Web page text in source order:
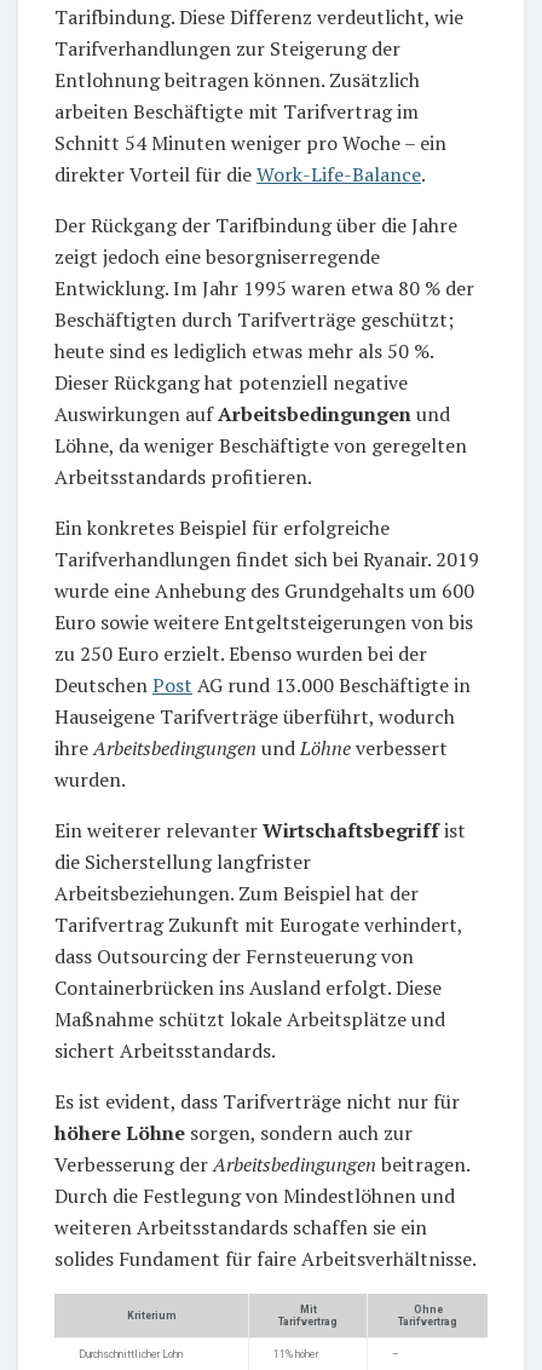
Tarifbindung. Diese Differenz verdeutlicht, wie
Tarifverhandlungen zur Steigerung der
Entlohnung beitragen können. Zusätzlich
arbeiten Beschäftigte mit Tarifvertrag im
Schnitt 54 Minuten weniger pro Woche – ein
direkter Vorteil für dieWork-Life-Balance.
Der Rückgang der Tarifbindung über die Jahre
zeigt jedoch eine besorgniserregende
Entwicklung. Im Jahr 1995 waren etwa 80 % der
Beschäftigten durch Tarifverträge geschützt;
heute sind es lediglich etwas mehr als 50 %.
Dieser Rückgang hat potenziell negative
Auswirkungen aufArbeitsbedingungenund
Löhne, da weniger Beschäftigte von geregelten
Arbeitsstandards profitieren.
Ein konkretes Beispiel für erfolgreiche
Tarifverhandlungen findet sich bei Ryanair. 2019
wurde eine Anhebung des Grundgehalts um 600
Euro sowie weitere Entgeltsteigerungen von bis
zu 250 Euro erzielt. Ebenso wurden bei der
DeutschenPost AG rund 13.000 Beschäftigte in
Hauseigene Tarifverträge überführt, wodurch
ihreArbeitsbedingungen undLöhneverbessert
wurden.
Ein weiterer relevanterWirtschaftsbegriffist
die Sicherstellung langfrister
Arbeitsbeziehungen. Zum Beispiel hat der
Tarifvertrag Zukunft mit Eurogate verhindert,
dass Outsourcing der Fernsteuerung von
Containerbrücken ins Ausland erfolgt. Diese
Maßnahme schützt lokale Arbeitsplätze und
sichert Arbeitsstandards.
Es ist evident, dass Tarifverträge nicht nur für
höhere Löhne sorgen, sondern auch zur
Verbesserung derArbeitsbedingungen beitragen.
Durch die Festlegung von Mindestlöhnen und
weiteren Arbeitsstandards schaffen sie ein
solides Fundament für faire Arbeitsverhältnisse.
Kriterium
Mit
Tarifvertrag
Ohne
Tarifvertrag
Durchschnittlicher Lohn 11% höher –